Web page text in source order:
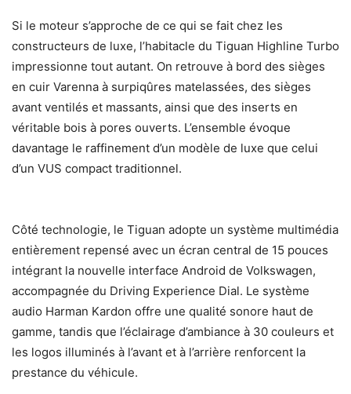
Si le moteur s’approche de ce qui se fait chez les
constructeurs de luxe, l’habitacle du Tiguan Highline Turbo
impressionne tout autant. On retrouve à bord des sièges
en cuir Varenna à surpiqûres matelassées, des sièges
avant ventilés et massants, ainsi que des inserts en
véritable bois à pores ouverts. L’ensemble évoque
davantage le raffinement d’un modèle de luxe que celui
d’un VUS compact traditionnel.
Côté technologie, le Tiguan adopte un système multimédia
entièrement repensé avec un écran central de 15 pouces
intégrant la nouvelle interface Android de Volkswagen,
accompagnée du Driving Experience Dial. Le système
audio Harman Kardon offre une qualité sonore haut de
gamme, tandis que l’éclairage d’ambiance à 30 couleurs et
les logos illuminés à l’avant et à l’arrière renforcent la
prestance du véhicule.